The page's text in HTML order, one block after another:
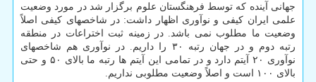
جهانی آینده که توسط فرهنگستان علوم برگزار شد در مورد وضعیت
علمی ایران کیفی و نوآوری اظهار داشت: در شاخصهای کیفی اصلاً
وضعیت ما مطلوب نمی باشد. در زمینه ثبت اختراعات در منطقه
رتبه دوم و در جهان رتبه ۳۰ را داریم. در نوآوری هم شاخصهای
نوآوری ۲۰ آیتم دارد و در تمامی این آیتم ها رتبه ما بالای ۵۰ و حتی
بالای ۱۰۰ است و اصلاً وضعیت مطلوبی نداریم.